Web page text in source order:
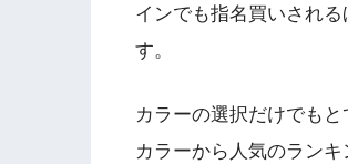
インでも指名買いされ
す。
カラーの選択だけでも
カラーから人気のラン